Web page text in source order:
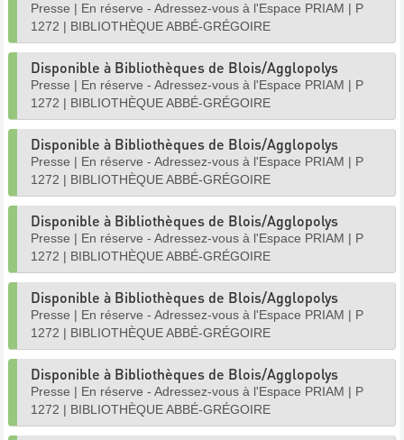
Presse | En réserve - Adressez-vous à l'Espace PRIAM | P
1272 | BIBLIOTHÈQUE ABBÉ-GRÉGOIRE
Disponible à Bibliothèques de Blois/Agglopolys
Presse | En réserve - Adressez-vous à l'Espace PRIAM | P
1272 | BIBLIOTHÈQUE ABBÉ-GRÉGOIRE
Disponible à Bibliothèques de Blois/Agglopolys
Presse | En réserve - Adressez-vous à l'Espace PRIAM | P
1272 | BIBLIOTHÈQUE ABBÉ-GRÉGOIRE
Disponible à Bibliothèques de Blois/Agglopolys
Presse | En réserve - Adressez-vous à l'Espace PRIAM | P
1272 | BIBLIOTHÈQUE ABBÉ-GRÉGOIRE
Disponible à Bibliothèques de Blois/Agglopolys
Presse | En réserve - Adressez-vous à l'Espace PRIAM | P
1272 | BIBLIOTHÈQUE ABBÉ-GRÉGOIRE
Disponible à Bibliothèques de Blois/Agglopolys
Presse | En réserve - Adressez-vous à l'Espace PRIAM | P
1272 | BIBLIOTHÈQUE ABBÉ-GRÉGOIRE